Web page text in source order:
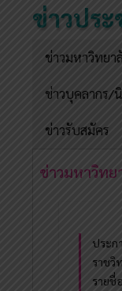
ข่าวปร
ข่าวมหาวิทยา
ข่าวบุคลากร/
ข่าวรับสมัคร
ข่าวมหาวิทย
ประก
ราชวิ
รายชื่